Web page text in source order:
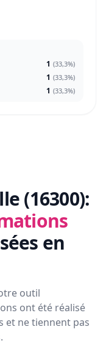
1 (33,3%)
1 (33,3%)
1 (33,3%)
(16300):
en
outil
ont été réalisé
et ne tiennent pas